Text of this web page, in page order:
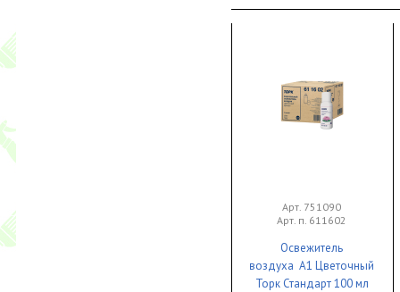
Арт. 751090
Арт. п. 611602
Освежитель
воздуха А1 Цветочный
Торк Стандарт 100 мл